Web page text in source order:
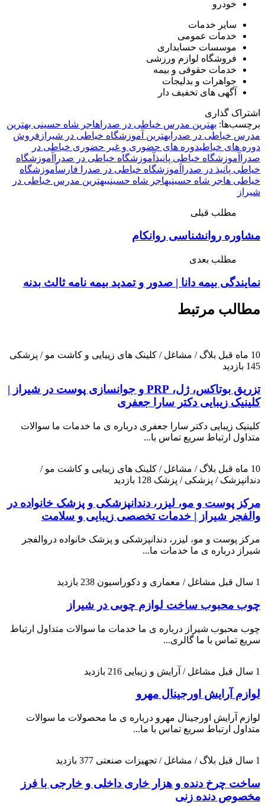
خودرو
سایر خدمات
خدمات عمومی
موسسات حسابداری
فروشگاه لوازم ورزشی
خدمات حقوقی و بیمه
جواهرات و بدلیجات
آگهی های تخفیف دار
اشتراک گذاری
برچسب‌ها: بهترین مدرس خیاطی در صدرا هاجر شاه حسینی بهترین
مدرس خیاطی در صدرا بهترین آموزشگاه خیاطی در شیراز فروش
دوره های خیاطیدوره های حضوری و غیر حضوری خیاطی در
صدرا
آموزشگاه خیاطی پانیذ آموزشگاه خیاطی در صدرا
آموزشگاه
خیاطی پانیذ در صدرا
آموزشگاه خیاطی در صدرا فارسآموزشگاه
خیاطی هاجر شاه حسینیهاجر شاه حسینیبهترین مدرس خیاطی در
شیراز
مطلب قبلی
مشاوره روانشناسی روانکام
مطلب بعدی
نمایندگی بیمه دانا | صدور و تمدید بیمه نامه ثالث بدنه
مطالب مرتبط
10 ماه قبل
بلاگ / مشاغل / کلینک های زیبایی و کاشت مو / پزشکی
145 بازدید
تزریق بوتاکس، ژل، PRP و جوانسازی پوست در شیراز |
کلینیک زیبایی دکتر سارا جعفری
کلینیک زیبایی دکتر سارا جعفری درباره ی ما خدمات ما سوالات
متداول ارتباط سریع تماس با...
10 ماه قبل
بلاگ / مشاغل / کلینک های زیبایی و کاشت مو /
دندانپزشک / پزشکی / پزشک 128 بازدید
مرکز پوست و مو، لیزر، دندانپزشکی و پزشک خانواده در
والفجر شیراز | خدمات تخصصی زیبایی و سلامت
مرکز پوست و مو، لیزر، دندانپزشکی و پزشک خانواده دروالفجر
شیراز درباره ی ما خدمات ما...
1 سال قبل مشاغل / معماری و دکوراسیون 238 بازدید
چوب محبوب ساخت لوازم چوبی در شیراز
چوب محبوب شیراز درباره ی ما خدمات ما سوالات متداول ارتباط
سریع تماس با ما گالری...
1 سال قبل مشاغل / آرایش و زیبایی 216 بازدید
لوازم آرایش اورجینال مهرو
لوازم آرایش اورجینال مهرو درباره ی ما محصولات ما سوالات
متداول ارتباط سریع تماس با ما...
1 سال قبل بلاگ / مشاغل / تجهیزات صنعتی 377 بازدید
ساخت چرخ دنده و هزار خاری داخلی و خارجی با فرز
مخصوص دنده زنی